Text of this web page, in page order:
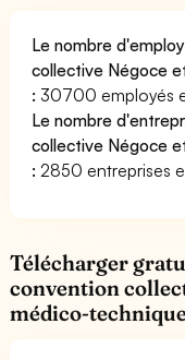
Le nombre
collective Négoce
: 30700 employés
Le nombre
collective Négoce
: 2850 entreprises
Télécharger
convention
médico-